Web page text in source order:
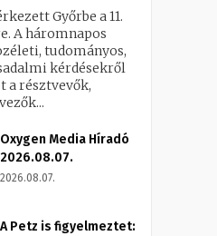
Győrbe a 11.
A háromnapos
tudományos,
kérdésekről
a résztvevők,
Oxygen Media Híradó
2026.08.07.
2026.08.07.
A Petz is figyelmeztet: